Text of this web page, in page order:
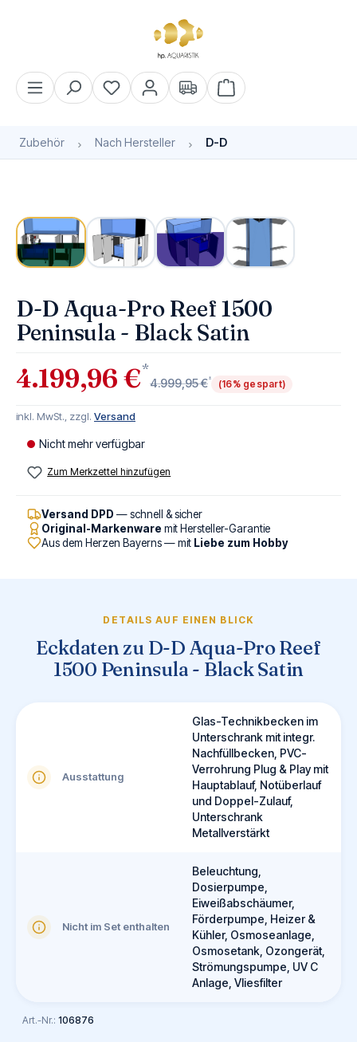
Warenkorb enthält 0
Zubehör Nach Hersteller D-D
D-D Aqua-Pro Reef 1500
Peninsula - Black Satin
4.199,96 €*
4.999,95 €* (16% gespart)
inkl. MwSt., zzgl. Versand
Nicht mehr verfügbar
Zum Merkzettel hinzufügen
Versand DPD — schnell & sicher
Original-Markenware mit Hersteller-Garantie
Aus dem Herzen Bayerns — mit Liebe zum Hobby
DETAILS AUF EINEN BLICK
Eckdaten zu D-D Aqua-Pro Reef
1500 Peninsula - Black Satin
Ausstattung
Glas-Technikbecken im
Unterschrank mit integr.
Nachfüllbecken, PVC-
Verrohrung Plug & Play mit
Hauptablauf, Notüberlauf
und Doppel-Zulauf,
Unterschrank
Metallverstärkt
Nicht im Set enthalten
Beleuchtung,
Dosierpumpe,
Eiweißabschäumer,
Förderpumpe, Heizer &
Kühler, Osmoseanlage,
Osmosetank, Ozongerät,
Strömungspumpe, UV C
Anlage, Vliesfilter
Art.-Nr.: 106876